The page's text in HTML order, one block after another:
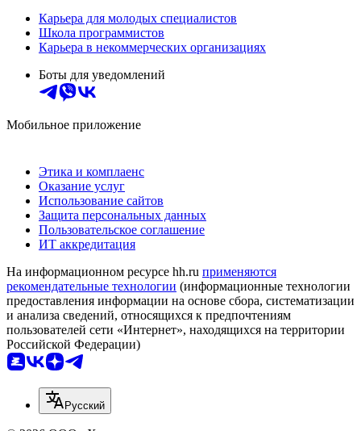
Карьера для молодых специалистов
Школа программистов
Карьера в некоммерческих организациях
Боты для уведомлений
Мобильное приложение
Этика и комплаенс
Оказание услуг
Использование сайтов
Защита персональных данных
Пользовательское соглашение
ИТ аккредитация
На информационном ресурсе hh.ru применяются
рекомендательные технологии (информационные технологии
предоставления информации на основе сбора, систематизации
и анализа сведений, относящихся к предпочтениям
пользователей сети «Интернет», находящихся на территории
Российской Федерации)
Русский